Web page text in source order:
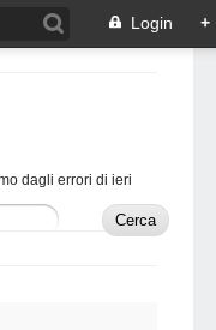
Login +
dagli errori di ieri